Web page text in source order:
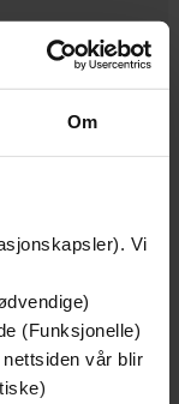
Om
Vi
(Funksjonelle)
vår blir
169,-
jorda og tilbake
Johanne
Premium
bak filmen